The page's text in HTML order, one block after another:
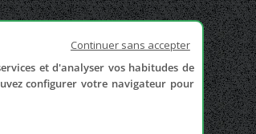
Continuer sans accepter
et d'analyser vos habitudes de
configurer votre navigateur pour